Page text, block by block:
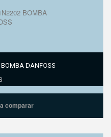
DANFOSS
comparar